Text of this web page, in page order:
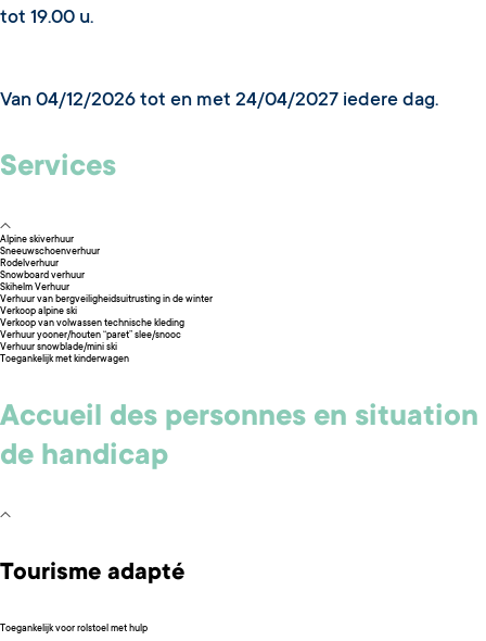
tot 19.00 u.
Van 04/12/2026 tot en met 24/04/2027 iedere dag.
Services
Alpine skiverhuur
Sneeuwschoenverhuur
Rodelverhuur
Snowboard verhuur
Skihelm Verhuur
Verhuur van bergveiligheidsuitrusting in de winter
Verkoop alpine ski
Verkoop van volwassen technische kleding
Verhuur yooner/houten “paret” slee/snooc
Verhuur snowblade/mini ski
Toegankelijk met kinderwagen
Accueil des personnes en situation
de handicap
Tourisme adapté
Toegankelijk voor rolstoel met hulp